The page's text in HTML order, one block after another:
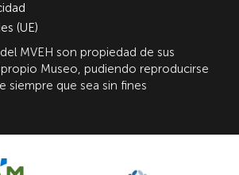
(UE)
MVEH son propiedad de sus
Museo, pudiendo reproducirse
siempre que sea sin fines